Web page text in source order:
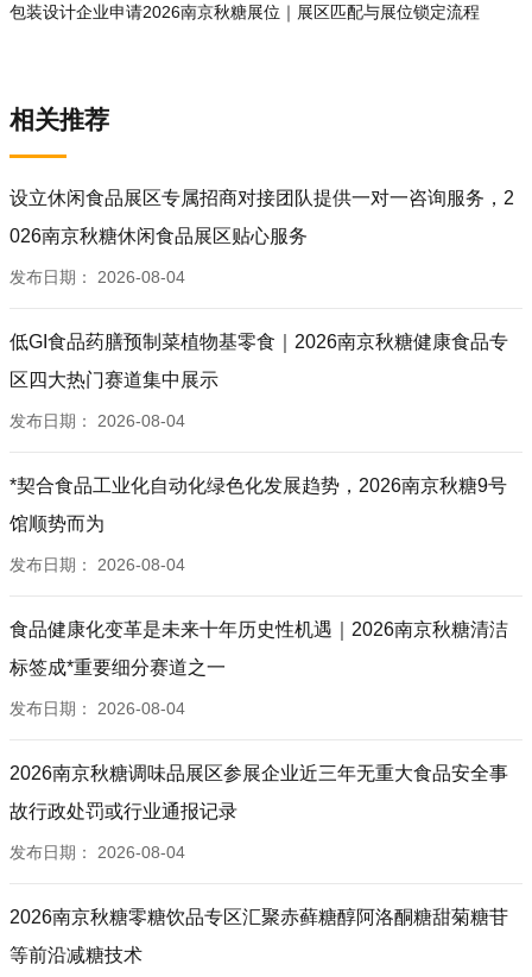
包装设计企业申请2026南京秋糖展位｜展区匹配与展位锁定流程
相关推荐
设立休闲食品展区专属招商对接团队提供一对一咨询服务，2
026南京秋糖休闲食品展区贴心服务
发布日期： 2026-08-04
低GI食品药膳预制菜植物基零食｜2026南京秋糖健康食品专
区四大热门赛道集中展示
发布日期： 2026-08-04
*契合食品工业化自动化绿色化发展趋势，2026南京秋糖9号
馆顺势而为
发布日期： 2026-08-04
食品健康化变革是未来十年历史性机遇｜2026南京秋糖清洁
标签成*重要细分赛道之一
发布日期： 2026-08-04
2026南京秋糖调味品展区参展企业近三年无重大食品安全事
故行政处罚或行业通报记录
发布日期： 2026-08-04
2026南京秋糖零糖饮品专区汇聚赤藓糖醇阿洛酮糖甜菊糖苷
等前沿减糖技术